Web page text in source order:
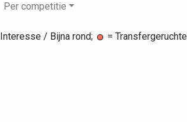
Per competitie
/ Bijna rond; =